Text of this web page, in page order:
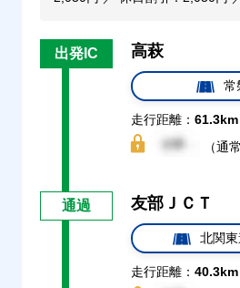
出発IC 高萩
常
走行距離： 61.3km
（通
通過 友部ＪＣＴ
北関
走行距離： 40.3km